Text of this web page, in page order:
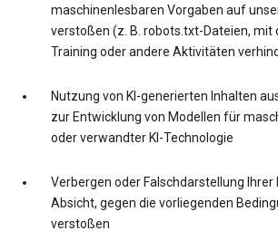
maschinenlesbaren Vorgaben auf
verstoßen (z. B. robots.txt-Dateien, mit
Training oder andere Aktivitäten
Nutzung von KI-generierten Inhalten
zur Entwicklung von Modellen für
oder verwandter KI-Technologie
Verbergen oder Falschdarstellung
Absicht, gegen die vorliegenden
verstoßen